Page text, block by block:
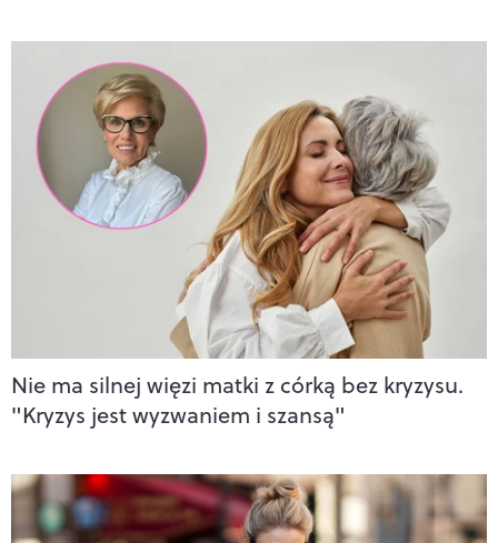
Nie ma silnej więzi matki z córką bez kryzysu.
"Kryzys jest wyzwaniem i szansą"